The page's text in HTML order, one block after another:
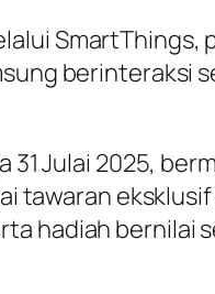
berinteraksi
31 Julai 2025,
tawaran
hadiah bernilai